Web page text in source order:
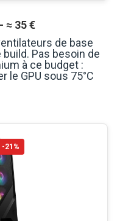
≈ 35 €
de base
Pas besoin de
à ce budget :
le GPU sous 75°C
-21%